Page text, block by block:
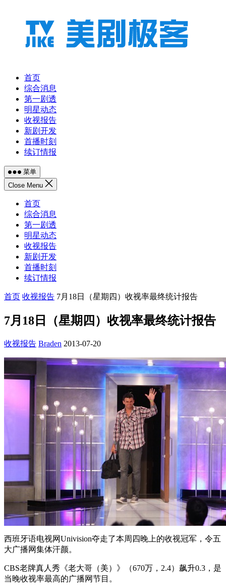
首页
综合消息
第一剧透
明星动态
收视报告
新剧开发
首播时刻
续订情报
菜单
Close Menu
首页
综合消息
第一剧透
明星动态
收视报告
新剧开发
首播时刻
续订情报
首页 收视报告 7月18日（星期四）收视率最终统计报告
7月18日（星期四）收视率最终统计报告
收视报告 Braden 2013-07-20
西班牙语电视网Univision夺走了本周四晚上的收视冠军，令五
大广播网集体汗颜。
CBS老牌真人秀《老大哥（美）》（670万，2.4）飙升0.3，是
当晚收视率最高的广播网节目。